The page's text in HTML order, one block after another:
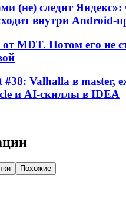
(не) следит
внутри Android-
MDT. Потом его не
#38: Valhalla в master,
и AI-скиллы в IDEA
Похожие